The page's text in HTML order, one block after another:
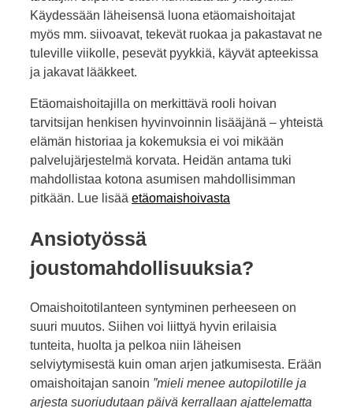
Käydessään läheisensä luona etäomaishoitajat
myös mm. siivoavat, tekevät ruokaa ja pakastavat ne
tuleville viikolle, pesevät pyykkiä, käyvät apteekissa
ja jakavat lääkkeet.
Etäomaishoitajilla on merkittävä rooli hoivan
tarvitsijan henkisen hyvinvoinnin lisääjänä – yhteistä
elämän historiaa ja kokemuksia ei voi mikään
palvelujärjestelmä korvata. Heidän antama tuki
mahdollistaa kotona asumisen mahdollisimman
pitkään. Lue lisää etäomaishoivasta
Ansiotyössä
joustomahdollisuuksia?
Omaishoitotilanteen syntyminen perheeseen on
suuri muutos. Siihen voi liittyä hyvin erilaisia
tunteita, huolta ja pelkoa niin läheisen
selviytymisestä kuin oman arjen jatkumisesta. Erään
omaishoitajan sanoin ”mieli menee autopilotille ja
arjesta suoriudutaan päivä kerrallaan ajattelematta